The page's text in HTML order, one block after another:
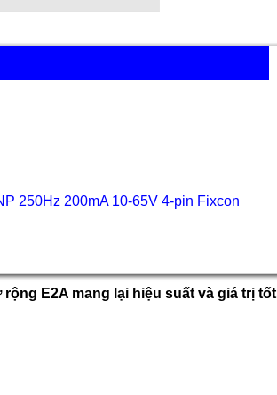
250Hz 200mA 10-65V 4-pin Fixcon
E2A mang lại hiệu suất và giá trị tốt